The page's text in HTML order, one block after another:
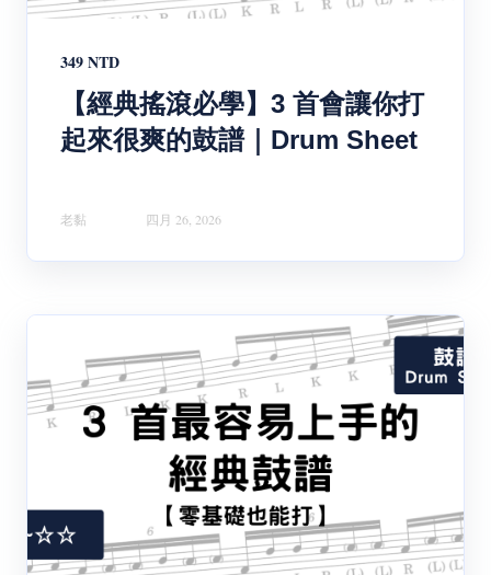
349 NTD
【經典搖滾必學】3 首會讓你打
起來很爽的鼓譜｜Drum Sheet
老黏 四月 26, 2026